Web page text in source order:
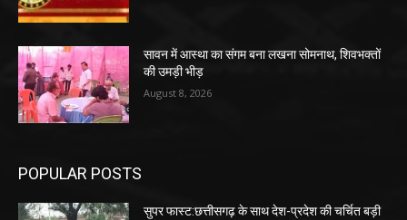
सावन में आस्था का संगम बना लखना सोमनाथ, शिवभक्तों
की उमड़ी भीड़
August 8, 2026
POPULAR POSTS
सुपर फास्ट:छत्तीसगढ़ के साथ देश-प्रदेश की चर्चित बड़ी